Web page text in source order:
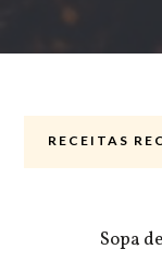
RECEITAS
Sopa